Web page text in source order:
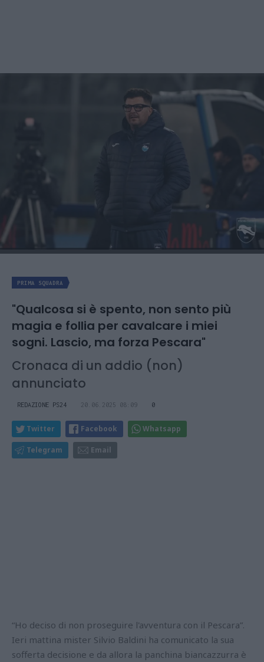
PRIMA SQUADRA
"Qualcosa si è spento, non sento più
magia e follia per cavalcare i miei
sogni. Lascio, ma forza Pescara"
Cronaca di un addio (non)
annunciato
REDAZIONE PS24 20.06.2025 08:09 0
Twitter Facebook Whatsapp
Telegram Email
“Ho deciso di non proseguire l'avventura con il Pescara”.
Ieri mattina mister Silvio Baldini ha comunicato la sua
sofferta decisione e da allora la panchina biancazzurra è